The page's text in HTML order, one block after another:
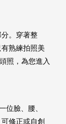
。穿著整
熟練拍照美
照，為您進入
位臉、腰、
修正或自創